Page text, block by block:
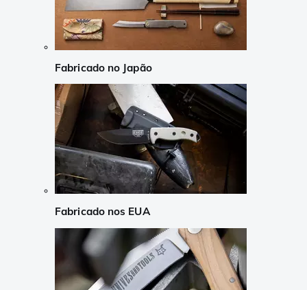
Fabricado no Japão
Fabricado nos EUA